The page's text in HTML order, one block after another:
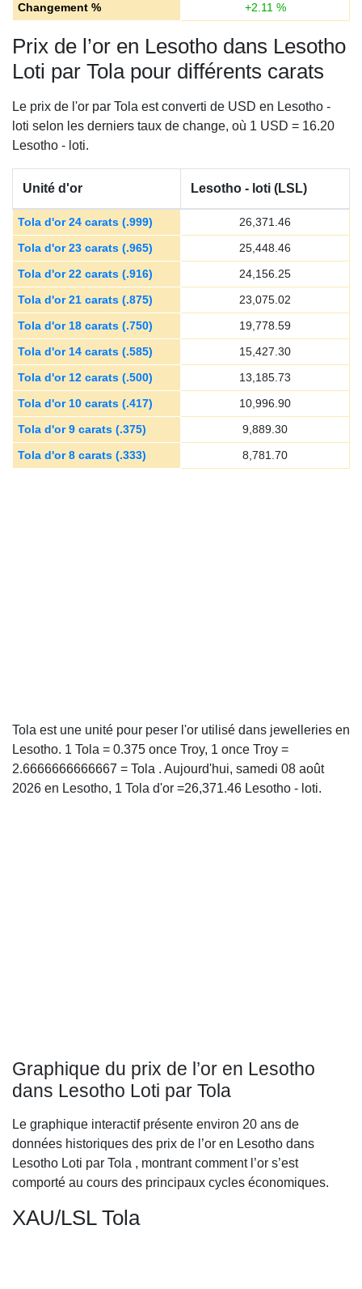
Changement %
+2.11 %
Prix de l’or en Lesotho dans Lesotho
Loti par Tola pour différents carats
Le prix de l'or par Tola est converti de USD en Lesotho -
loti selon les derniers taux de change, où 1 USD = 16.20
Lesotho - loti.
Unité d'or Lesotho - loti (LSL)
Tola d'or 24 carats (.999)
26,371.46
Tola d'or 23 carats (.965)
25,448.46
Tola d'or 22 carats (.916)
24,156.25
Tola d'or 21 carats (.875)
23,075.02
Tola d'or 18 carats (.750)
19,778.59
Tola d'or 14 carats (.585)
15,427.30
Tola d'or 12 carats (.500)
13,185.73
Tola d'or 10 carats (.417)
10,996.90
Tola d'or 9 carats (.375)
9,889.30
Tola d'or 8 carats (.333)
8,781.70
Tola est une unité pour peser l'or utilisé dans jewelleries en
Lesotho. 1 Tola = 0.375 once Troy, 1 once Troy =
2.6666666666667 = Tola . Aujourd'hui, samedi 08 août
2026 en Lesotho, 1 Tola d'or =26,371.46 Lesotho - loti.
Graphique du prix de l’or en Lesotho
dans Lesotho Loti par Tola
Le graphique interactif présente environ 20 ans de
données historiques des prix de l’or en Lesotho dans
Lesotho Loti par Tola , montrant comment l’or s’est
comporté au cours des principaux cycles économiques.
XAU/LSL Tola